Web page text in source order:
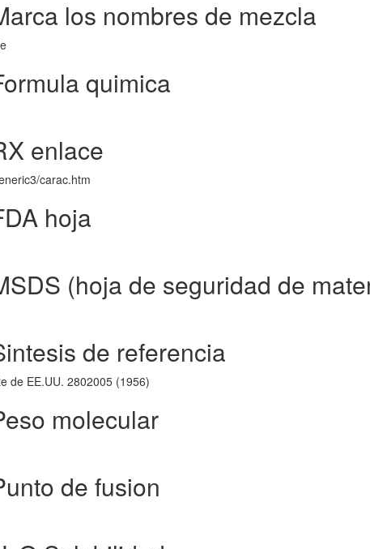
los nombres de mezcla
quimica
enlace
carac.htm
hoja
(hoja de seguridad de
de referencia
de EE.UU. 2802005 (1956)
molecular
de fusion